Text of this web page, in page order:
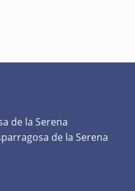
de la Serena
de la Serena